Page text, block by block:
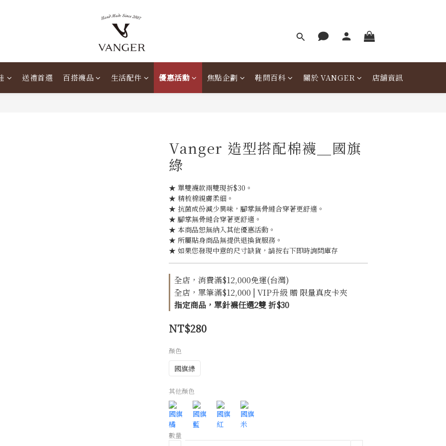
送禮首選 百搭襪品 生活配件 優惠活動 焦點企劃 鞋問百科 關於 VANGER 店舖資訊
Vanger 造型搭配棉襪＿國旗
綠
★ 單雙襪款兩雙現折$30。
★ 精梳棉親膚柔細。
★ 抗菌成份減少異味，腳掌無骨縫合穿著更舒適。
★ 腳掌無骨縫合穿著更舒適。
★ 本商品恕無納入其他優惠活動。
★ 所屬貼身商品無提供退換貨服務。
★ 如果您發現中意的尺寸缺貨，請按右下即時詢問庫存
全店，消費滿$12,000免運(台灣)
全店，單筆滿$12,000 | VIP升級 贈 限量真皮卡夾
指定商品，單針襪任選2雙 折$30
NT$280
顏色
國旗綠
其他顏色
數量